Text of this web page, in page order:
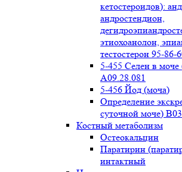
кетостероидов):
андростендион,
этиохоанолон,
тестостерон 95-86-
5-455 Селен в моче
A09.28.081
5-456 Йод (моча)
Определение
суточной моче)
Костный метаболизм
Остеокальцин
Паратирин
интактный